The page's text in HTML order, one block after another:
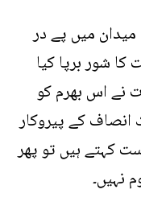
میں پے در
شور برپا کیا
نے اس بھرم کو
انصاف کے پیروکار
کہتے ہیں تو پھر
نہیں۔